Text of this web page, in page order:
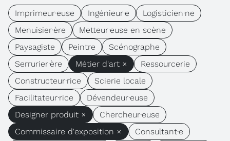
Imprimeur·euse Ingénieur·e
Logisticien·ne
Menuisier·ère
Metteur·euse en scène
Paysagiste
Peintre
Scénographe
Serrurier·ère
Métier d'art ×
Ressourcerie
Constructeur·rice
Scierie locale
Facilitateur·rice
Dévendeur·euse
Designer produit ×
Chercheur·euse
Commissaire d'exposition ×
Consultant·e